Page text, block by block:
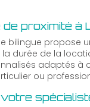
proximité à
bilingue propose
durée de la
adaptés à
ou